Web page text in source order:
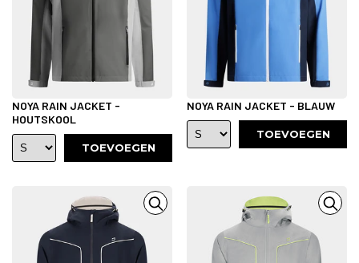
NOYA RAIN JACKET -
HOUTSKOOL
TOEVOEGEN
NOYA RAIN JACKET - BLAUW
TOEVOEGEN